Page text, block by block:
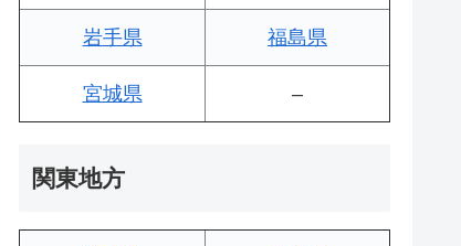
岩手県 福島県
宮城県 –
関東地方